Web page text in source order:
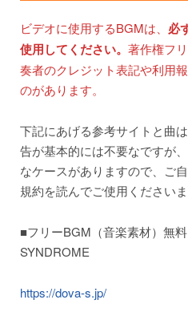
ビデオに使用するBGMは、 必
使用してください。 著作権フ
奏者のクレジット表記や利用
のがあります。
下記にあげる参考サイトと曲
告が基本的には不要なですが
なケースがありますので、ご
規約を読んでご使用ください
■フリーBGM（音楽素材）無
SYNDROME
https://dova-s.jp/